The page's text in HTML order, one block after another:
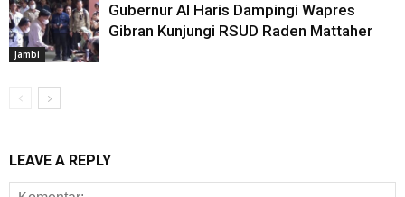
Jambi
Gubernur Al Haris Dampingi Wapres
Gibran Kunjungi RSUD Raden Mattaher
LEAVE A REPLY